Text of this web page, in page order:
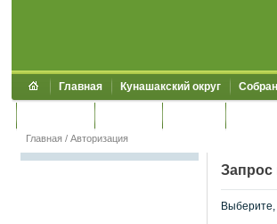
Главная Кунашакский округ
Главная / Авторизация
Запрос